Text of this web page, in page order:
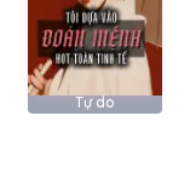
Tự do